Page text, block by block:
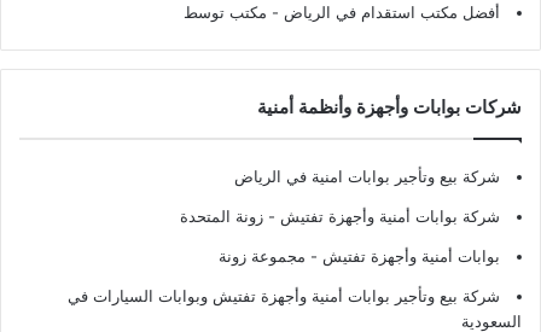
أفضل مكتب استقدام في الرياض - مكتب توسط
شركات بوابات وأجهزة وأنظمة أمنية
شركة بيع وتأجير بوابات امنية في الرياض
شركة بوابات أمنية وأجهزة تفتيش - زونة المتحدة
بوابات أمنية وأجهزة تفتيش - مجموعة زونة
شركة بيع وتأجير بوابات أمنية وأجهزة تفتيش وبوابات السيارات في
السعودية